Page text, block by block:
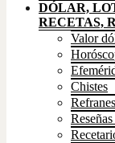
DÓLAR,
RECETAS,
Valor
Chistes
Refranes